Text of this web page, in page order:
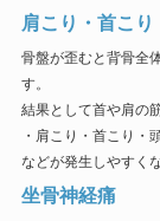
肩こり・首こり
骨盤が歪むと背骨全
す。
結果として首や肩の
・肩こり・首こり・
などが発生しやすく
坐骨神経痛